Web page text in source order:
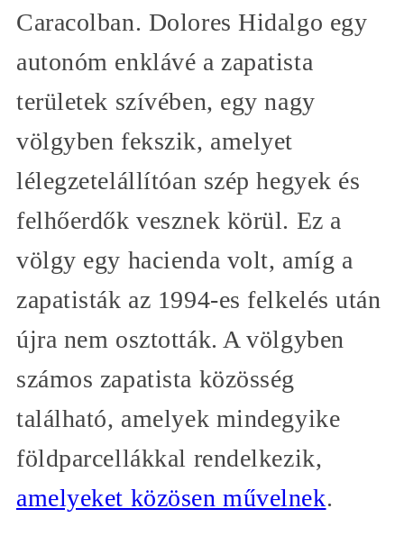
Caracolban. Dolores Hidalgo egy
autonóm enklávé a zapatista
területek szívében, egy nagy
völgyben fekszik, amelyet
lélegzetelállítóan szép hegyek és
felhőerdők vesznek körül. Ez a
völgy egy hacienda volt, amíg a
zapatisták az 1994-es felkelés után
újra nem osztották. A völgyben
számos zapatista közösség
található, amelyek mindegyike
földparcellákkal rendelkezik,
amelyeket közösen művelnek.